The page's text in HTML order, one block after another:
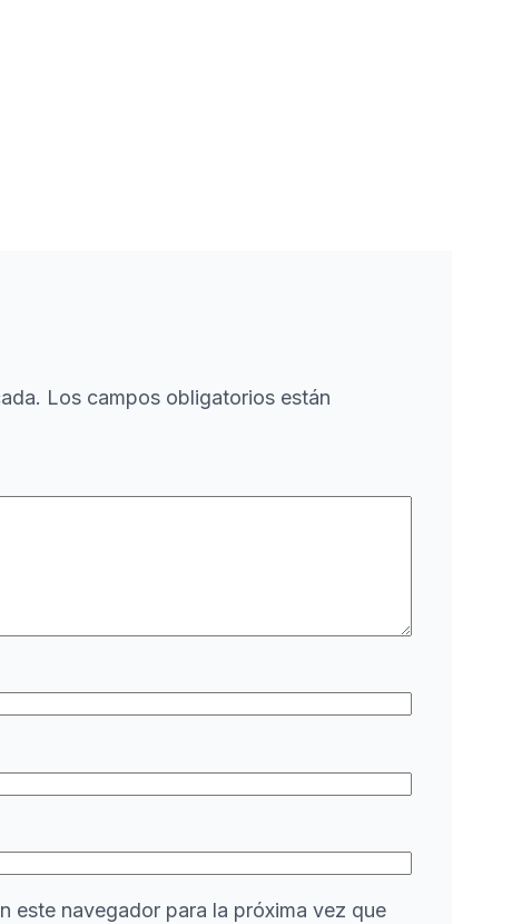
Los campos obligatorios están
este navegador para la próxima vez que